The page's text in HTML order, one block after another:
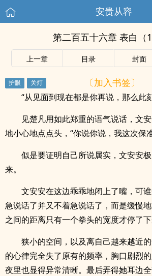
安贵从容
第二百五十六章 表白（1
上一章 目录 封面
〔加入书签〕
“从见面到现在都是你再说，那么此
见楚凡用如此郑重的语气说话，文
地小心地点点头，“你说你说，我这次保
似是要证明自己所说属实，文安安
来。
文安安在这边乖乖地闭上了嘴，可
急说话了并又不着急说话了，而是缓慢
之间的距离只有一个拳头的宽度才停了
狭小的空间，以及离自己越来越近
的心律完全失了原有的频率，胸口剧烈
夜里也显得异常清晰。最后弄得她耳边